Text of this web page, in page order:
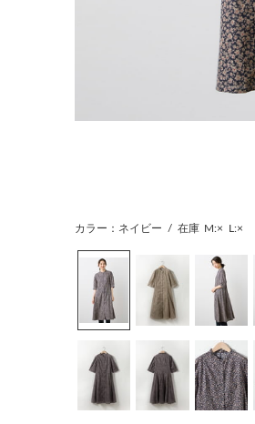
カラー：ネイビー / 在庫 M:× L:×